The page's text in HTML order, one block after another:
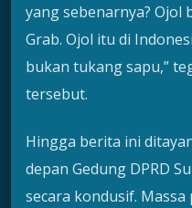
yang sebenarnya? Ojol
Grab. Ojol itu di
bukan tukang sapu,”
tersebut.
Hingga berita ini
depan Gedung DPRD
secara kondusif.